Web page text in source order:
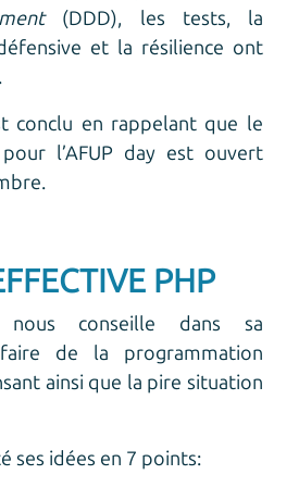
(DDD), les tests, la
et la résilience ont
conclu en rappelant que le
l’AFUP day est ouvert
PHP
nous conseille dans sa
de la programmation
ainsi que la pire situation
ses idées en 7 points: